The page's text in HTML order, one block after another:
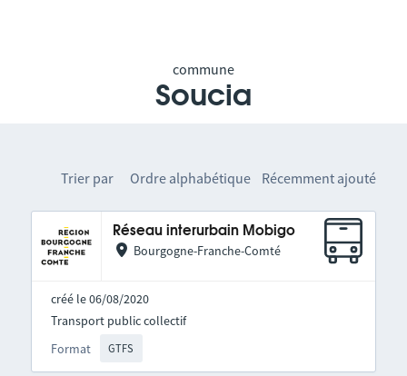
commune
Soucia
Trier par Ordre alphabétique Récemment ajouté
Réseau interurbain Mobigo
Bourgogne-Franche-Comté
créé le 06/08/2020
Format GTFS
Transport public collectif